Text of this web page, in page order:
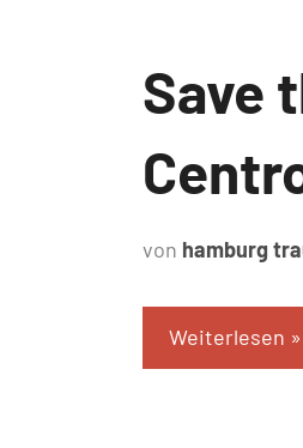
Uncategorized
Save
von hamburg
Weiterlesen